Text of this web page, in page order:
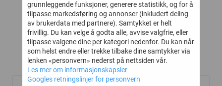
Kjøp
Kjøp
Kunder kjøpte også
grunnleggende funksjoner, generere statistikk, og for å
tilpasse markedsføring og annonser (inkludert deling
av brukerdata med partnere). Samtykket er helt
frivillig. Du kan velge å godta alle, avvise valgfrie, eller
tilpasse valgene dine per kategori nedenfor. Du kan når
som helst endre eller trekke tilbake dine samtykker via
lenken «personvern» nederst på nettsiden vår.
Les mer om informasjonskapsler
Googles retningslinjer for personvern